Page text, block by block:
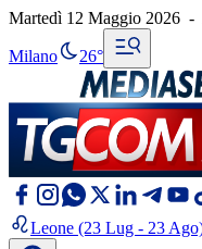
Martedì 12 Maggio 2026 -
Milano 26°
Leone (23 Lug - 23